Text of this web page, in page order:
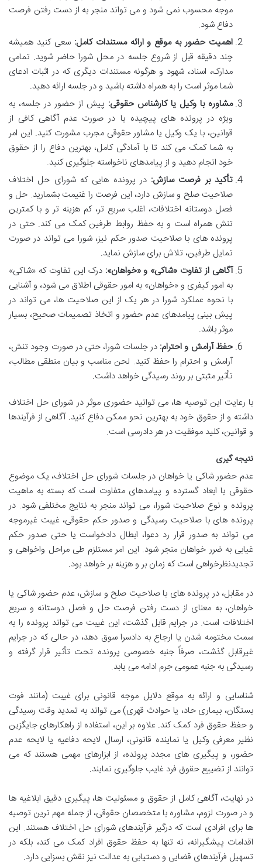
موجه محسوب نمی شود و می تواند منجر به از دست رفتن فرصت
دفاع شود.
اهمیت حضور به موقع و ارائه مستندات کامل: سعی کنید همیشه
چند دقیقه قبل از شروع جلسه در محل شورا حاضر شوید. تمامی
مدارک، اسناد، شهود و هرگونه مستندات دیگری که در اثبات ادعای
شما موثر است را به همراه داشته باشید و در جلسه ارائه دهید.
مشاوره با وکیل یا کارشناس حقوقی: پیش از حضور در جلسه، به
ویژه در پرونده های پیچیده یا در صورت عدم آگاهی کافی از
قوانین، با یک وکیل یا مشاور حقوقی مجرب مشورت کنید. این امر
به شما کمک می کند تا با آمادگی کامل، بهترین دفاع را از حقوق
خود انجام دهید و از پیامدهای ناخواسته جلوگیری کنید.
تأکید بر فرصت سازش: در پرونده هایی که شورای حل اختلاف
صلاحیت صلح و سازش دارد، این فرصت را غنیمت بشمارید. حل و
فصل دوستانه اختلافات، اغلب سریع تر، کم هزینه تر و با کمترین
تنش همراه است و به حفظ روابط طرفین کمک می کند. حتی در
پرونده های با صلاحیت صدور حکم نیز، شورا می تواند در صورت
تمایل طرفین، تلاش برای سازش نماید.
آگاهی از تفاوت «شاکی» و «خواهان»: درک این تفاوت که «شاکی»
به امور کیفری و «خواهان» به امور حقوقی اطلاق می شود، و آشنایی
با نحوه عملکرد شورا در هر یک از این صلاحیت ها، می تواند در
پیش بینی پیامدهای عدم حضور و اتخاذ تصمیمات صحیح، بسیار
موثر باشد.
حفظ آرامش و احترام: در جلسات شورا، حتی در صورت وجود تنش،
آرامش و احترام را حفظ کنید. لحن مناسب و بیان منطقی مطالب،
تأثیر مثبتی بر روند رسیدگی خواهد داشت.
با رعایت این توصیه ها، می توانید حضوری موثر در شورای حل اختلاف
داشته و از حقوق خود به بهترین نحو ممکن دفاع کنید. آگاهی از فرآیندها
و قوانین، کلید موفقیت در هر دادرسی است.
نتیجه گیری
عدم حضور شاکی یا خواهان در جلسات شورای حل اختلاف، یک موضوع
حقوقی با ابعاد گسترده و پیامدهای متفاوت است که بسته به ماهیت
پرونده و نوع صلاحیت شورا، می تواند منجر به نتایج مختلفی شود. در
پرونده های با صلاحیت رسیدگی و صدور حکم حقوقی، غیبت غیرموجه
می تواند به صدور قرار رد دعوا، ابطال دادخواست یا حتی صدور حکم
غیابی به ضرر خواهان منجر شود. این امر مستلزم طی مراحل واخواهی و
تجدیدنظرخواهی است که زمان بر و هزینه بر خواهد بود.
در مقابل، در پرونده های با صلاحیت صلح و سازش، عدم حضور شاکی یا
خواهان، به معنای از دست رفتن فرصت حل و فصل دوستانه و سریع
اختلافات است. در جرایم قابل گذشت، این غیبت می تواند پرونده را به
سمت مختومه شدن یا ارجاع به دادسرا سوق دهد، در حالی که در جرایم
غیرقابل گذشت، صرفاً جنبه خصوصی پرونده تحت تأثیر قرار گرفته و
رسیدگی به جنبه عمومی جرم ادامه می یابد.
شناسایی و ارائه به موقع دلایل موجه قانونی برای غیبت (مانند فوت
بستگان، بیماری حاد، یا حوادث قهری) می تواند به تمدید وقت رسیدگی
و حفظ حقوق فرد کمک کند. علاوه بر این، استفاده از راهکارهای جایگزین
نظیر معرفی وکیل یا نماینده قانونی، ارسال لایحه دفاعیه یا لایحه عدم
حضور، و پیگیری های مجدد پرونده، از ابزارهای مهمی هستند که می
توانند از تضییع حقوق فرد غایب جلوگیری نمایند.
در نهایت، آگاهی کامل از حقوق و مسئولیت ها، پیگیری دقیق ابلاغیه ها
و در صورت لزوم، مشاوره با متخصصان حقوقی، از جمله مهم ترین توصیه
ها برای افرادی است که درگیر فرآیندهای شورای حل اختلاف هستند. این
اقدامات پیشگیرانه، نه تنها به حفظ حقوق افراد کمک می کند، بلکه در
تسهیل فرآیندهای قضایی و دستیابی به عدالت نیز نقش بسزایی دارد.